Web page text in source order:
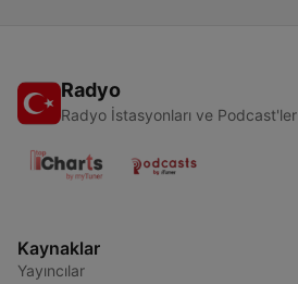
Radyo
Radyo İstasyonları ve Podcast'ler
Kaynaklar
Yayıncılar